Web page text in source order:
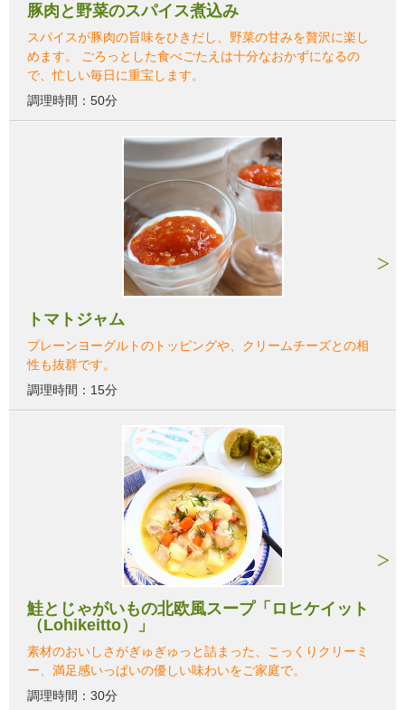
豚肉と野菜のスパイス煮込み
スパイスが豚肉の旨味をひきだし、野菜の甘みを贅沢に楽し
めます。 ごろっとした食べごたえは十分なおかずになるの
で、忙しい毎日に重宝します。
調理時間：50分
トマトジャム
プレーンヨーグルトのトッピングや、クリームチーズとの相
性も抜群です。
調理時間：15分
鮭とじゃがいもの北欧風スープ「ロヒケイット
（Lohikeitto）」
素材のおいしさがぎゅぎゅっと詰まった、こっくりクリーミ
ー、満足感いっぱいの優しい味わいをご家庭で。
調理時間：30分